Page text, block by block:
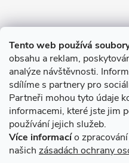
Tento web používá
obsahu a reklam,
analýze návštěvnosti.
sdílíme s partnery pro
Partneři mohou tyto údaje
informacemi, které jste jim
používání jejich služeb.
Více informacío
našich zásadách ochrany
O nákupu
Novinky v programu
Archiv